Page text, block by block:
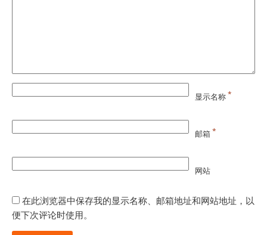
显示名称*
邮箱*
网站
在此浏览器中保存我的显示名称、邮箱地址和网站地址，以
便下次评论时使用。